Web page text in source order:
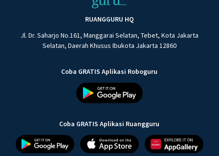
RUANGGURU HQ
Jl. Dr. Saharjo No.161, Manggarai Selatan, Tebet, Kota Jakarta
Selatan, Daerah Khusus Ibukota Jakarta 12860
Coba GRATIS Aplikasi Roboguru
Coba GRATIS Aplikasi Ruangguru